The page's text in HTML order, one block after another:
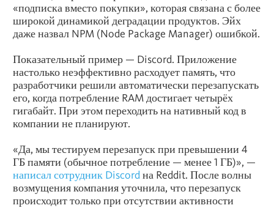
«подписка вместо покупки», которая связана с более
широкой динамикой деградации продуктов. Эйх
даже назвал NPM (Node Package Manager) ошибкой.
Показательный пример — Discord. Приложение
настолько неэффективно расходует память, что
разработчики решили автоматически перезапускать
его, когда потребление RAM достигает четырёх
гигабайт. При этом переходить на нативный код в
компании не планируют.
«Да, мы тестируем перезапуск при превышении 4
ГБ памяти (обычное потребление — менее 1 ГБ)», —
написал сотрудник Discordна Reddit. После волны
возмущения компания уточнила, что перезапуск
происходит только при отсутствии активности